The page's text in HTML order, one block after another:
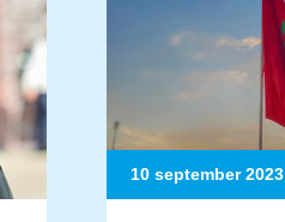
10 september 2023